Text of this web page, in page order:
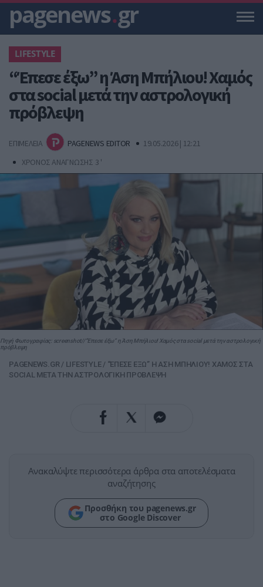
pagenews.gr
LIFESTYLE
“Έπεσε έξω” η Άση Μπήλιου! Χαμός
στα social μετά την αστρολογική
πρόβλεψη
ΕΠΙΜΕΛΕΙΑ PAGENEWS EDITOR
19.05.2026 | 12:21
ΧΡΟΝΟΣ ΑΝΑΓΝΩΣΗΣ 3 '
Πηγή Φωτογραφίας: screenshot//“Έπεσε έξω” η Άση Μπήλιου! Χαμός στα social μετά την αστρολογική
πρόβλεψη
PAGENEWS.GR/ LIFESTYLE/ “ΕΠΕΣΕ ΕΞΩ” Η ΑΣΗ ΜΠΗΛΙΟΥ! ΧΑΜΟΣ ΣΤΑ
SOCIAL ΜΕΤΑ ΤΗΝ ΑΣΤΡΟΛΟΓΙΚΗ ΠΡΟΒΛΕΨΗ
Ανακαλύψτε περισσότερα άρθρα στα αποτελέσματα
αναζήτησης
Προσθήκη του pagenews.gr
στο Google Discover